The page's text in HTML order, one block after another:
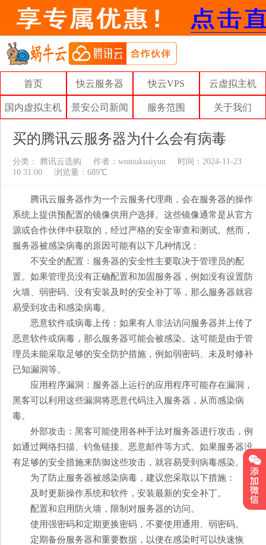
首页 快云服务器 快云VPS 云虚拟主机
国内虚拟主机 景安公司新闻 服务范围 关于我们
买的腾讯云服务器为什么会有病毒
分类： 腾讯云选购 作者： woniukuaiyun
时间：2024-11-23
10:31:00
浏览量：689℃
腾讯云服务器作为一个云服务代理商，会在服务器的操作
系统上提供预配置的镜像供用户选择。这些镜像通常是从官方
源或合作伙伴中获取的，经过严格的安全审查和测试。然而，
服务器被感染病毒的原因可能有以下几种情况：
不安全的配置：服务器的安全性主要取决于管理员的配
置。如果管理员没有正确配置和加固服务器，例如没有设置防
火墙、弱密码、没有安装及时的安全补丁等，那么服务器就容
易受到攻击和感染病毒。
恶意软件或病毒上传：如果有人非法访问服务器并上传了
恶意软件或病毒，那么服务器可能会被感染。这可能是由于管
理员未能采取足够的安全防护措施，例如弱密码、未及时修补
已知漏洞等。
应用程序漏洞：服务器上运行的应用程序可能存在漏洞，
黑客可以利用这些漏洞将恶意代码注入服务器，从而感染病
毒。
外部攻击：黑客可能使用各种手法对服务器进行攻击，例
如通过网络扫描、钓鱼链接、恶意邮件等方式。如果服务器没
有足够的安全措施来防御这些攻击，就容易受到病毒感染。
为了防止服务器被感染病毒，建议您采取以下措施：
及时更新操作系统和软件，安装最新的安全补丁。
配置和启用防火墙，限制对服务器的访问。
使用强密码和定期更换密码，不要使用通用、弱密码。
定期备份服务器和重要数据，以便在感染时可以快速恢